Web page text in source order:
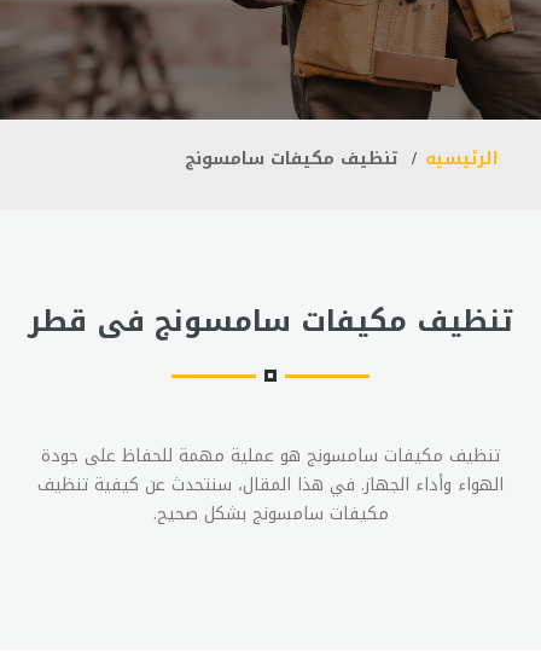
الرئيسيه تنظيف مكيفات سامسونج
تنظيف مكيفات سامسونج فى قطر
تنظيف مكيفات سامسونج هو عملية مهمة للحفاظ على جودة
الهواء وأداء الجهاز. في هذا المقال، سنتحدث عن كيفية تنظيف
مكيفات سامسونج بشكل صحيح.